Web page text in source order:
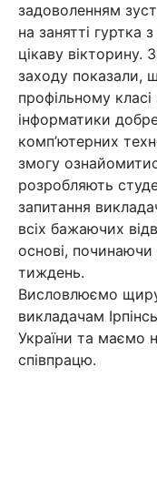
задоволенням
на занятті гуртка
цікаву вікторину.
заходу показали,
профільному
інформатики
комп’ютерних
змогу
розробляють
запитання
всіх бажаючих
основі,
тиждень.
Висловлюємо щиру
викладачам
України та маємо
співпрацю.